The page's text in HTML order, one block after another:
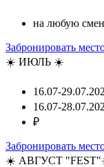
на любую
Забронировать
☀️ ИЮЛЬ ☀️
16.07-
16.07-
₽
Забронировать
☀️ АВГУСТ